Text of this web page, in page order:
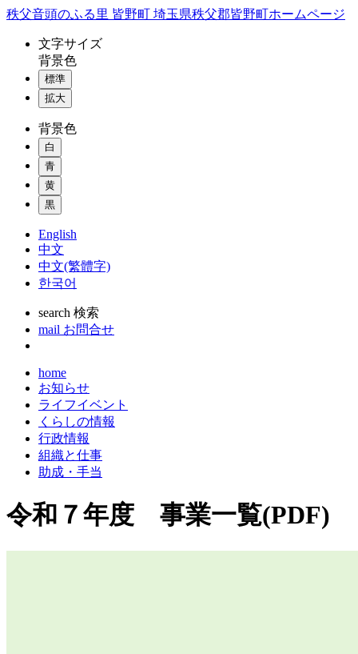
コ
秩父音頭のふる里 皆野町 埼玉県秩父郡皆野町ホームページ
文字サイズ
背景色
標準
拡大
背景色
白
青
黄
黒
English
中文
中文(繁體字)
한국어
search 検索
mail お問合せ
home
お知らせ
ライフイベント
くらしの情報
行政情報
組織と仕事
助成・手当
令和７年度 事業一覧(PDF)